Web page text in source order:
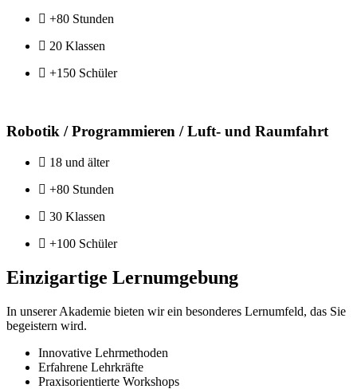
+80 Stunden
20 Klassen
+150 Schüler
Robotik / Programmieren / Luft- und Raumfahrt
18 und älter
+80 Stunden
30 Klassen
+100 Schüler
Einzigartige Lernumgebung
In unserer Akademie bieten wir ein besonderes Lernumfeld, das Sie
begeistern wird.
Innovative Lehrmethoden
Erfahrene Lehrkräfte
Praxisorientierte Workshops